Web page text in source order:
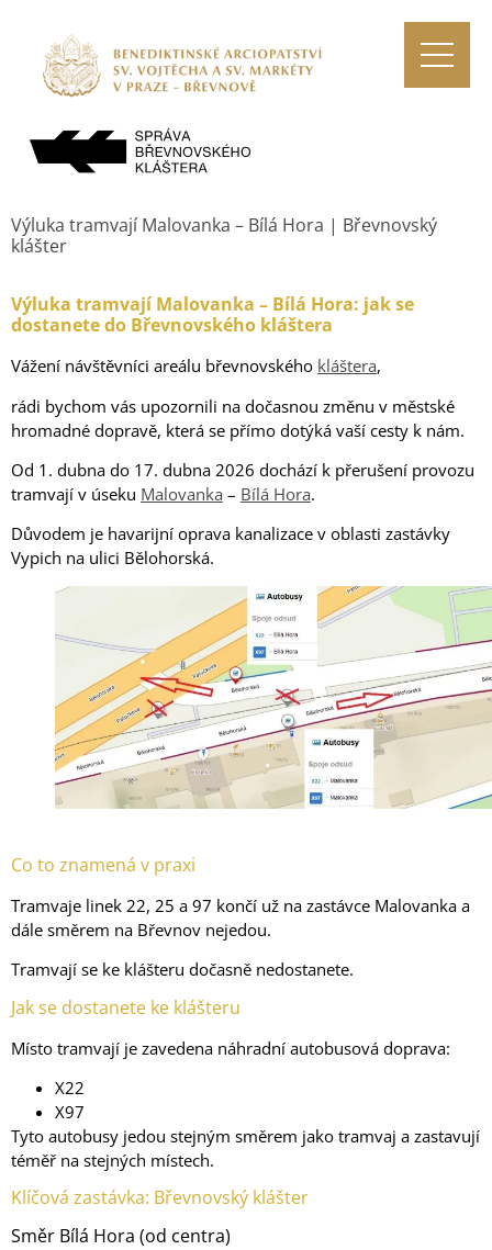
Výluka tramvají Malovanka – Bílá Hora | Břevnovský
klášter
Výluka tramvají Malovanka – Bílá Hora: jak se
dostanete do Břevnovského kláštera
Vážení návštěvníci areálu břevnovského kláštera,
rádi bychom vás upozornili na dočasnou změnu v městské
hromadné dopravě, která se přímo dotýká vaší cesty k nám.
Od 1. dubna do 17. dubna 2026 dochází k přerušení provozu
tramvají v úseku Malovanka – Bílá Hora.
Důvodem je havarijní oprava kanalizace v oblasti zastávky
Vypich na ulici Bělohorská.
Co to znamená v praxi
Tramvaje linek 22, 25 a 97 končí už na zastávce Malovanka a
dále směrem na Břevnov nejedou.
Tramvají se ke klášteru dočasně nedostanete.
Jak se dostanete ke klášteru
Místo tramvají je zavedena náhradní autobusová doprava:
X22
X97
Tyto autobusy jedou stejným směrem jako tramvaj a zastavují
téměř na stejných místech.
Klíčová zastávka: Břevnovský klášter
Směr Bílá Hora (od centra)